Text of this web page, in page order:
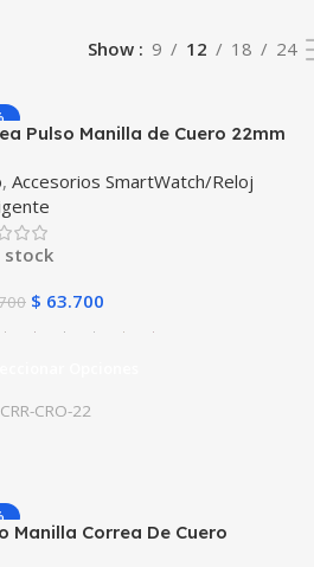
Show 9 12 18 24
Pulso Manilla de Cuero 22mm
Xiaomi fossil Huawei Samsung
Kors
, Accesorios SmartWatch/Reloj
stock
$ 63.700
CRR-CRO-22
Manilla Correa De Cuero